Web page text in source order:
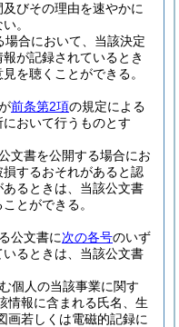
びその理由を速やかに
。
場合において、当該決定
が記録されているとき
を聴くことができる。
前条第2項の規定による
おいて行うものとす
文書を公開する場合にお
するおそれがあると認
るときは、当該公文書
とができる。
公文書に次の各号のいず
るときは、当該公文書
個人の当該事業に関す
情報に含まれる氏名、生
画若しくは電磁的記録に